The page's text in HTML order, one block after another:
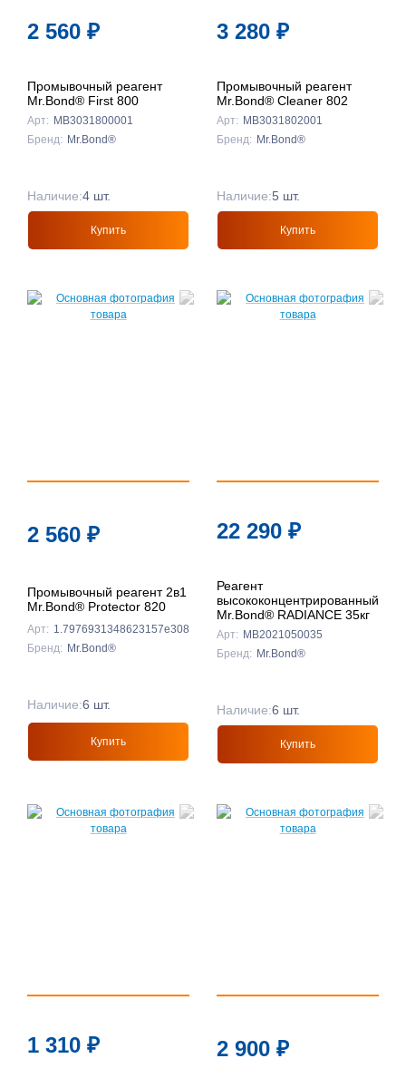
2 560 ₽
Промывочный реагент
Mr.Bond® First 800
Арт: MB3031800001
Бренд: Mr.Bond®
Наличие:4 шт.
Купить
3 280 ₽
Промывочный реагент
Mr.Bond® Cleaner 802
Арт: MB3031802001
Бренд: Mr.Bond®
Наличие:5 шт.
Купить
2 560 ₽
Промывочный реагент 2в1
Mr.Bond® Protector 820
Арт: 1.7976931348623157e308
Бренд: Mr.Bond®
Наличие:6 шт.
Купить
22 290 ₽
Реагент
высококонцентрированный
Mr.Bond® RADIANCE 35кг
Арт: MB2021050035
Бренд: Mr.Bond®
Наличие:6 шт.
Купить
1 310 ₽ 2 900 ₽